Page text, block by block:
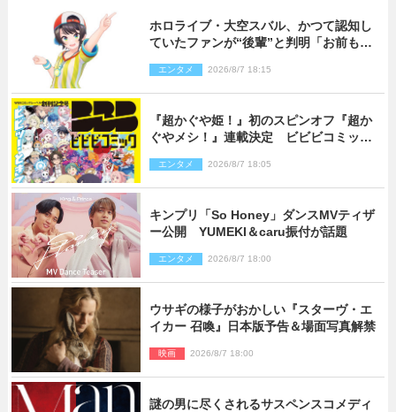
ホロライブ・大空スバル、かつて認知し
ていたファンが“後輩”と判明「お前もし
エンタメ 2026/8/7 18:15
『超かぐや姫！』初のスピンオフ『超か
ぐやメシ！』連載決定 ビビビコミック
エンタメ 2026/8/7 18:05
キンプリ「So Honey」ダンスMVティザ
ー公開 YUMEKI＆caru振付が話題
エンタメ 2026/8/7 18:00
ウサギの様子がおかしい『スターヴ・エ
イカー 召喚』日本版予告＆場面写真解禁
映画 2026/8/7 18:00
謎の男に尽くされるサスペンスコメディ